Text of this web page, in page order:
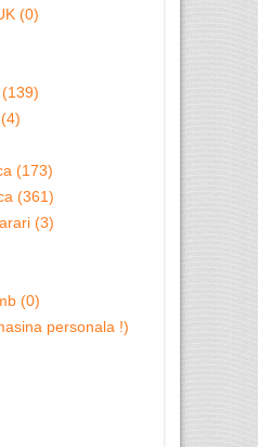
(0)
(173)
(361)
(3)
(0)
personala !)